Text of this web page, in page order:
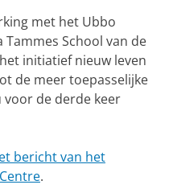
met het Ubbo
Tammes School van de
initiatief nieuw leven
de meer toepasselijke
voor de derde keer
bericht van het
.